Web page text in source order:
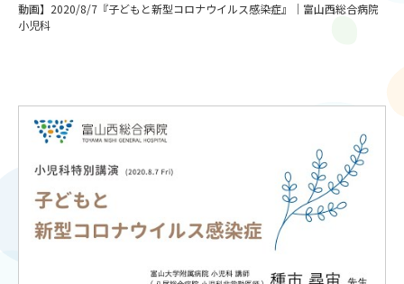
動画】2020/8/7『子どもと新型コロナウイルス感染症』│富山西総合病院
小児科